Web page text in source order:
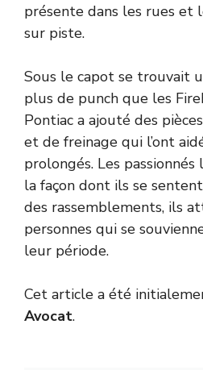
présente dans les rues et
sur piste.
Sous le capot se trouvait
plus de punch que les
Pontiac a ajouté des
et de freinage qui l’ont
prolongés. Les
la façon dont ils se
des rassemblements, ils
personnes qui se
leur période.
Cet article a été
Avocat.